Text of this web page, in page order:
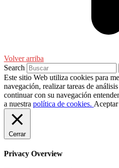
Volver arriba
Search
Este sitio Web utiliza cookies para
navegación, realizar tareas de
continuar con su navegación
a nuestra política de cookies. Aceptar
Cerrar
Privacy Overview